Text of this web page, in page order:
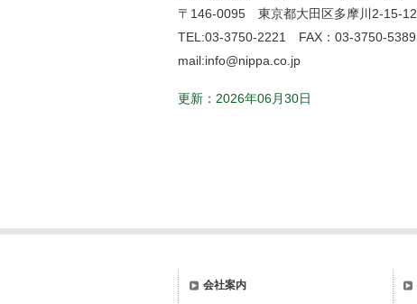
〒146-0095 東京都大田区多摩川2-15-12
TEL:03-3750-2221 FAX：03-3750-5389
mail:info@nippa.co.jp
更新：2026年06月30日
会社案内